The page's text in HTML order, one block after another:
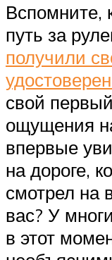
Вспомните,
путь за
получили
свой
ощущения
впервые
на дороге,
смотрел на
вас? У
в этот